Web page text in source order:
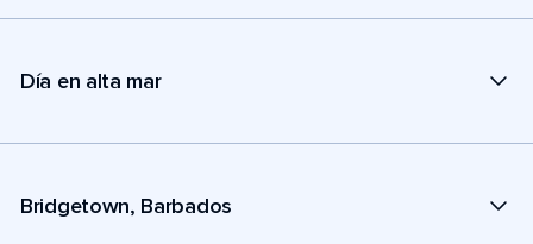
Día en alta mar
Bridgetown, Barbados